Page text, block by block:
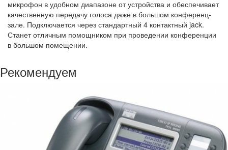
микрофон в удобном диапазоне от устройства и обеспечивает
качественную передачу голоса даже в большом конференц-
зале. Подключается через стандартный 4 контактный jack.
Станет отличным помощником при проведении конференции
в большом помещении.
Рекомендуем